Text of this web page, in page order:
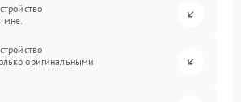
мне.
оригинальными